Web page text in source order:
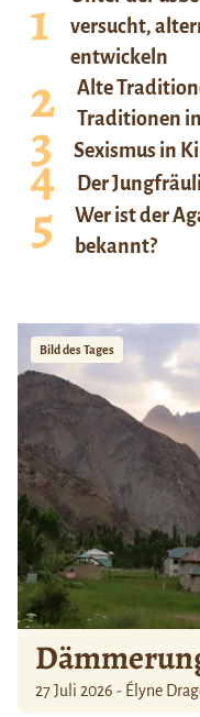
versucht,
entwickeln
Alte
Traditionen
Sexismus in
Der
Wer ist der
bekannt?
Bild des Tages
27 Juli 2026 - Élyne